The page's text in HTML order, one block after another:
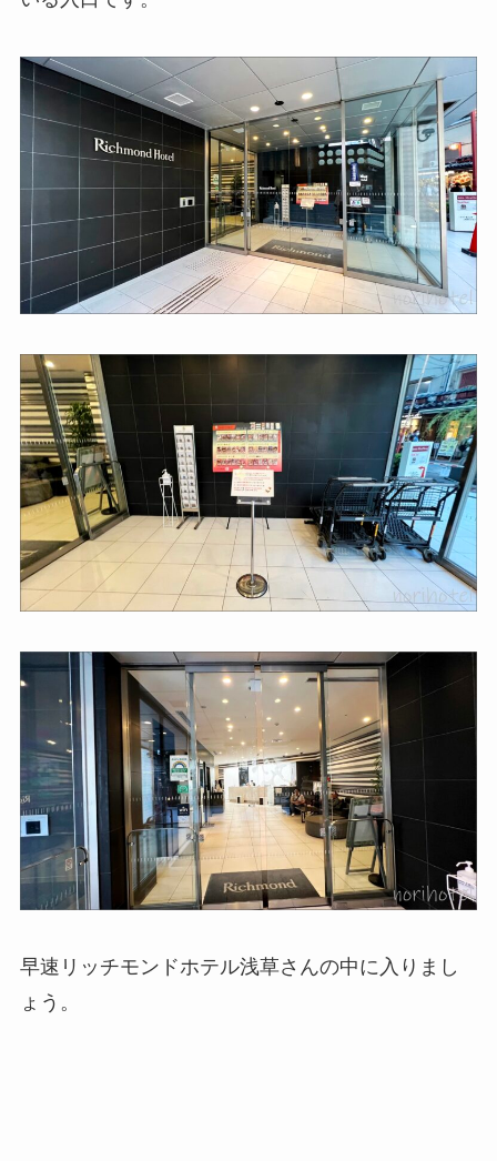
早速リッチモンドホテル浅草さんの中に入りまし
ょう。